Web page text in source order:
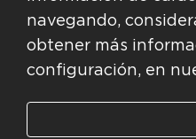
navegando,
obtener más
configuración, en